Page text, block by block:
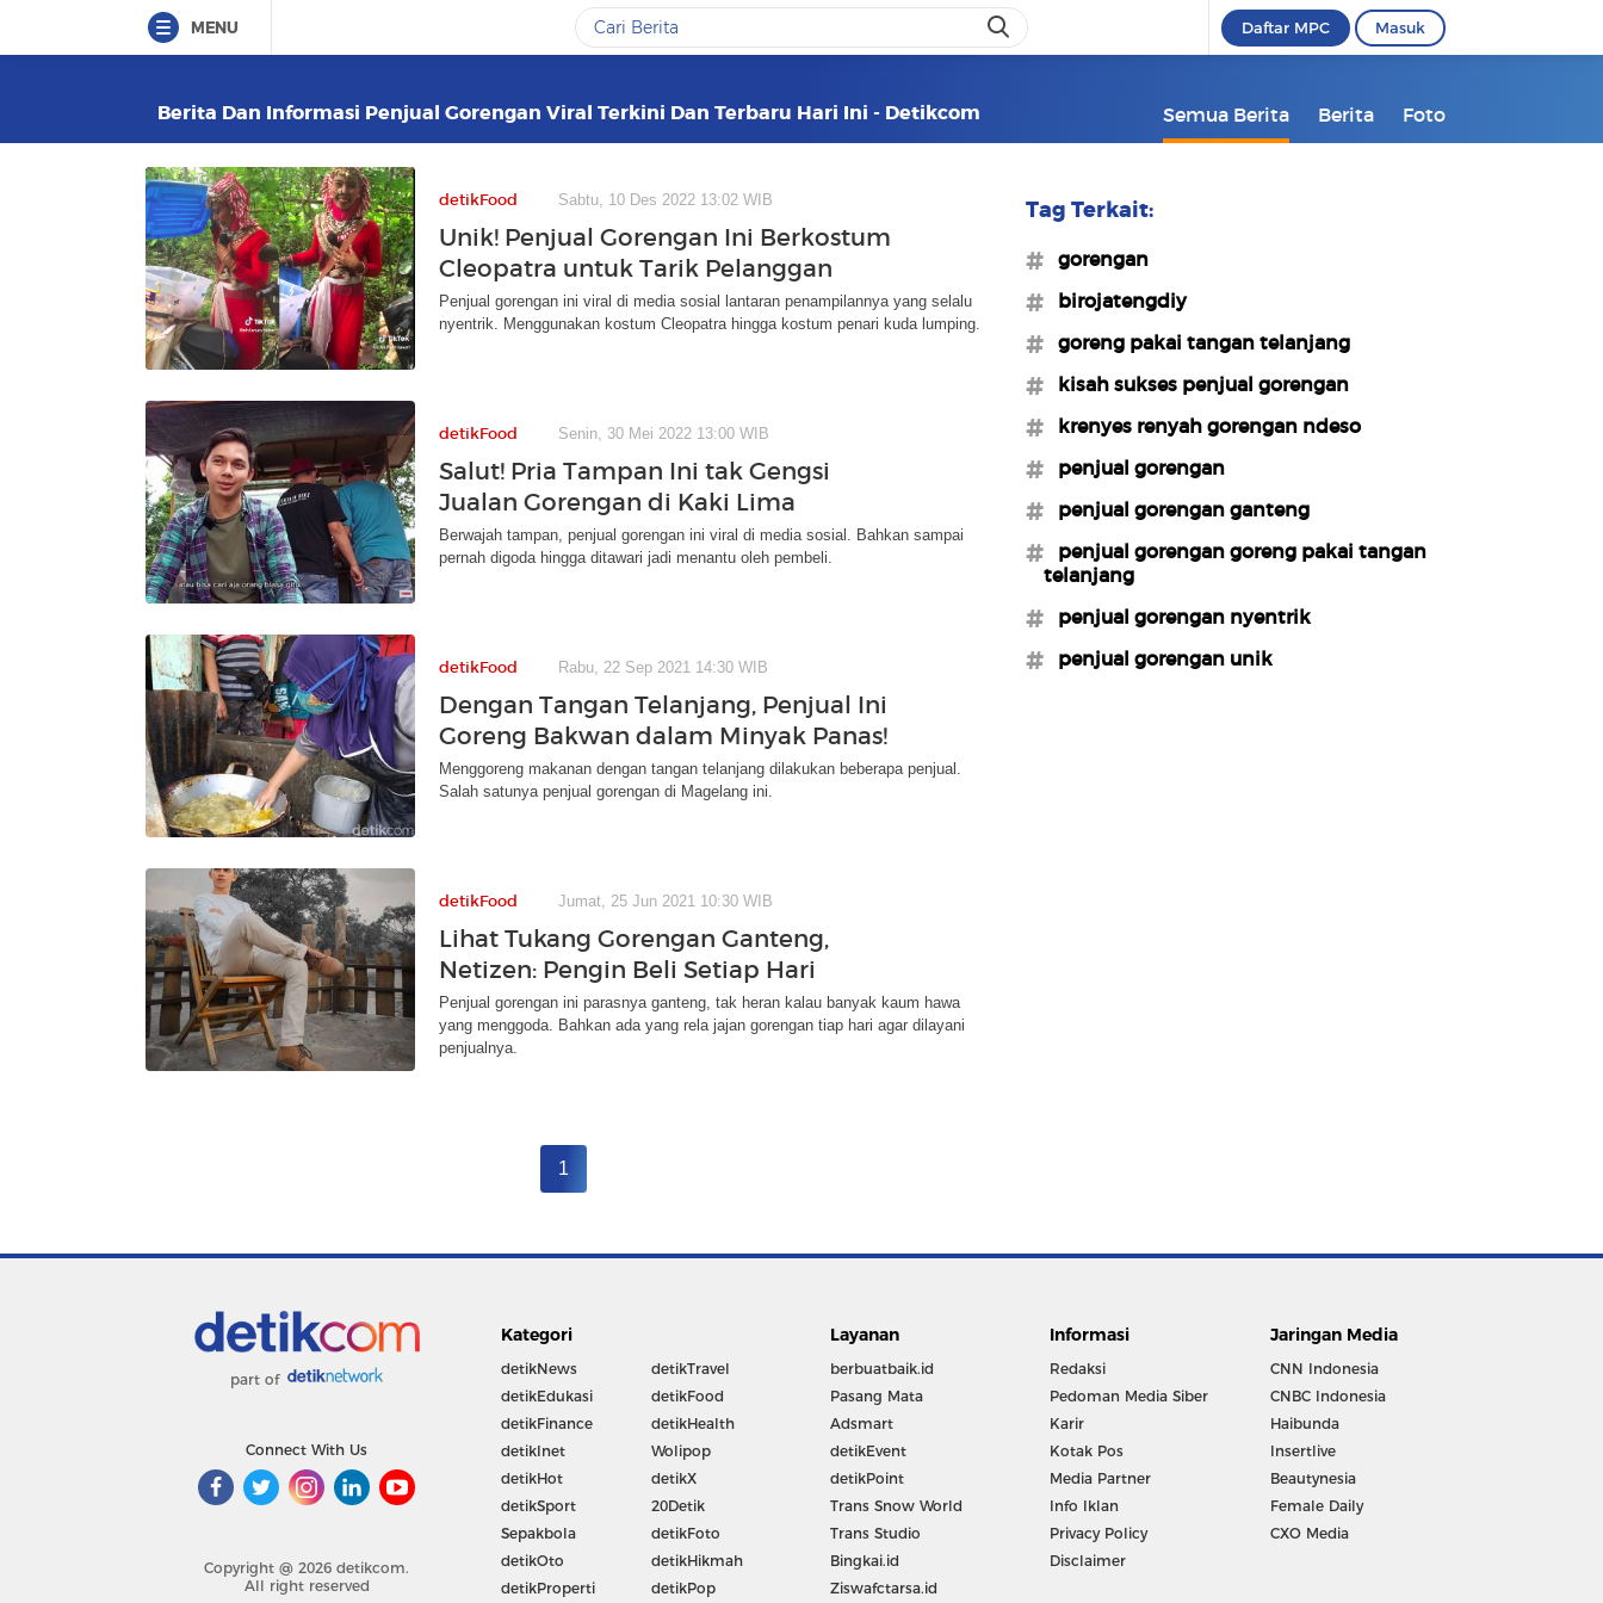
MENU Daftar MPC Masuk
Berita Dan Informasi Penjual Gorengan Viral Terkini Dan Terbaru Hari Ini - Detikcom Semua Berita Berita Foto
detikFood Sabtu, 10 Des 2022 13:02 WIB
Unik! Penjual Gorengan Ini Berkostum
Cleopatra untuk Tarik Pelanggan
Penjual gorengan ini viral di media sosial lantaran penampilannya yang selalu
nyentrik. Menggunakan kostum Cleopatra hingga kostum penari kuda lumping.
detikFood Senin, 30 Mei 2022 13:00 WIB
Salut! Pria Tampan Ini tak Gengsi
Jualan Gorengan di Kaki Lima
Berwajah tampan, penjual gorengan ini viral di media sosial. Bahkan sampai
pernah digoda hingga ditawari jadi menantu oleh pembeli.
detikFood Rabu, 22 Sep 2021 14:30 WIB
Dengan Tangan Telanjang, Penjual Ini
Goreng Bakwan dalam Minyak Panas!
Menggoreng makanan dengan tangan telanjang dilakukan beberapa penjual.
Salah satunya penjual gorengan di Magelang ini.
detikFood Jumat, 25 Jun 2021 10:30 WIB
Lihat Tukang Gorengan Ganteng,
Netizen: Pengin Beli Setiap Hari
Penjual gorengan ini parasnya ganteng, tak heran kalau banyak kaum hawa
yang menggoda. Bahkan ada yang rela jajan gorengan tiap hari agar dilayani
penjualnya.
1
Tag Terkait:
#gorengan
#birojatengdiy
#goreng pakai tangan telanjang
#kisah sukses penjual gorengan
#krenyes renyah gorengan ndeso
#penjual gorengan
#penjual gorengan ganteng
#penjual gorengan goreng pakai tangan
telanjang
#penjual gorengan nyentrik
#penjual gorengan unik
part of
Connect With Us
Copyright @ 2026 detikcom.
All right reserved
Kategori
detikNews
detikEdukasi
detikFinance
detikInet
detikHot
detikSport
Sepakbola
detikOto
detikProperti
detikTravel
detikFood
detikHealth
Wolipop
detikX
20Detik
detikFoto
detikHikmah
detikPop
Layanan
berbuatbaik.id
Pasang Mata
Adsmart
detikEvent
detikPoint
Trans Snow World
Trans Studio
Bingkai.id
Ziswafctarsa.id
Informasi
Redaksi
Pedoman Media Siber
Karir
Kotak Pos
Media Partner
Info Iklan
Privacy Policy
Disclaimer
Jaringan Media
CNN Indonesia
CNBC Indonesia
Haibunda
Insertlive
Beautynesia
Female Daily
CXO Media